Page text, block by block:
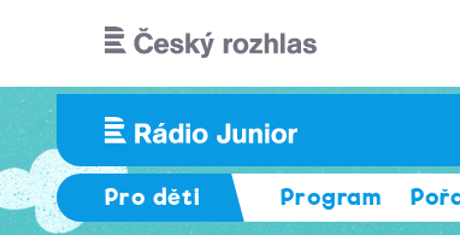
Pro děti Program